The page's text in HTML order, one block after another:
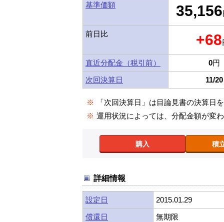
基準価額 35,156
前日比 +68
直近分配金（税引前） 0円
次回決算日
11/20
※
「次回決算日」は目論見書の決算日
※ 運用状況によっては、分配金額が変
購入 積
詳細情報
設定日
2015.01.29
償還日
無期限